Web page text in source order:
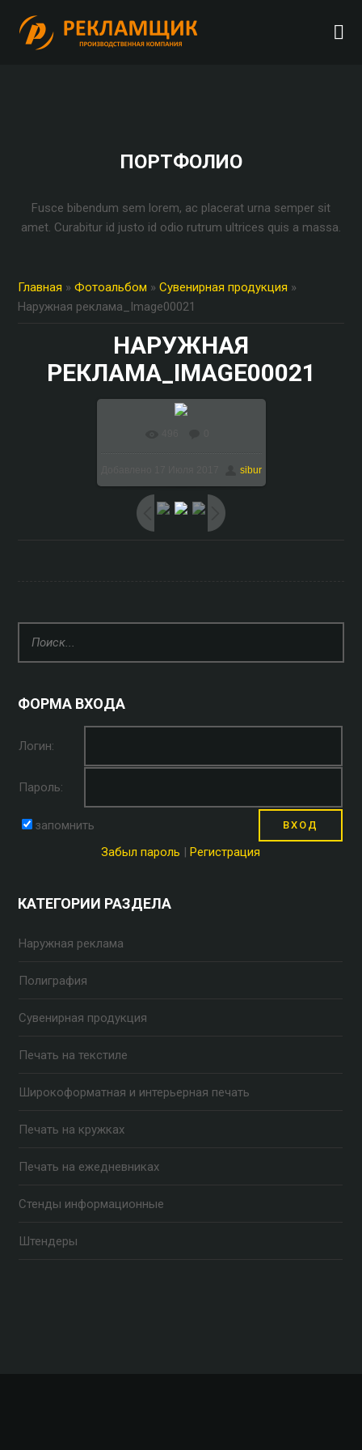
ПОРТФОЛИО
Fusce bibendum sem lorem, ac placerat urna semper sit
amet. Curabitur id justo id odio rutrum ultrices quis a massa.
Главная »Фотоальбом »Сувенирная продукция »
Наружная реклама_Image00021
НАРУЖНАЯ
РЕКЛАМА_IMAGE00021
sibur
ФОРМА ВХОДА
Логин:
Пароль:
запомнить
Забыл пароль
Регистрация
КАТЕГОРИИ РАЗДЕЛА
Наружная реклама
Полиграфия
Сувенирная продукция
Печать на текстиле
Широкоформатная и интерьерная печать
Печать на кружках
Печать на ежедневниках
Стенды информационные
Штендеры